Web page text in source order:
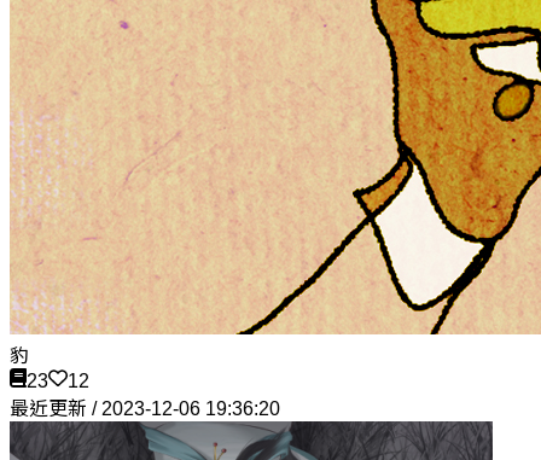
豹
23
12
最近更新 / 2023-12-06 19:36:20